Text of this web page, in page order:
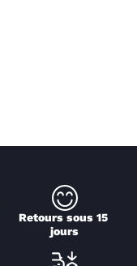
Retours sous 15
jours